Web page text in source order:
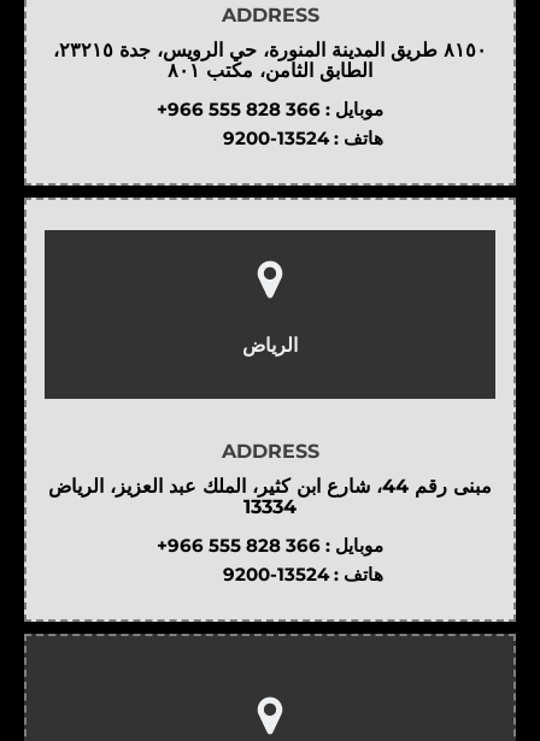
ADDRESS
٨١٥٠ طريق المدينة المنورة، حي الرويس، جدة ٢٣٢١٥،
الطابق الثامن، مكتب ٨٠١
موبايل : +966 555 828 366
هاتف : 9200-13524
الرياض
ADDRESS
مبنى رقم 44، شارع ابن كثير، الملك عبد العزيز، الرياض
13334
موبايل : +966 555 828 366
هاتف : 9200-13524